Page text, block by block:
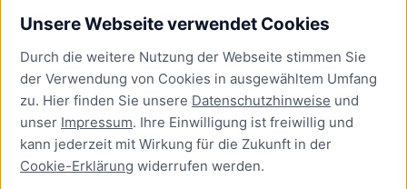
Unsere Webseite verwendet Cookies
Durch die weitere Nutzung der Webseite stimmen Sie
der Verwendung von Cookies in ausgewähltem Umfang
zu. Hier finden Sie unsere Datenschutzhinweise und
unser Impressum. Ihre Einwilligung ist freiwillig und
kann jederzeit mit Wirkung für die Zukunft in der
Cookie-Erklärung widerrufen werden.
Bürgerservice
Presse
Newsletter Lübeck:kompakt
Kontakt
Kontakt